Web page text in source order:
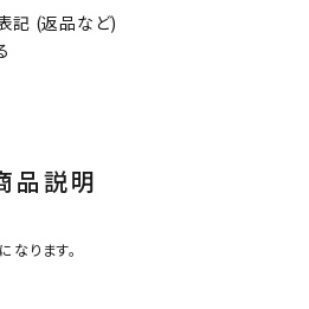
記 (返品など)
品説明
なります。